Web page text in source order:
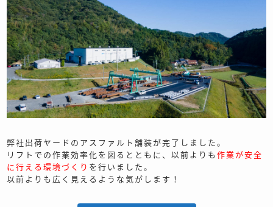
弊社出荷ヤードのアスファルト舗装が完了しました。
リフトでの作業効率化を図るとともに、以前よりも作業が安全
に行える環境づくり を行いました。
以前よりも広く見えるような気がします！